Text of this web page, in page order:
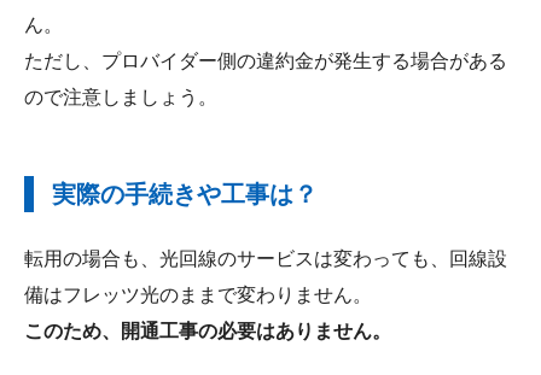
ん。
ただし、プロバイダー側の違約金が発生する場合がある
ので注意しましょう。
実際の手続きや工事は？
転用の場合も、光回線のサービスは変わっても、回線設
備はフレッツ光のままで変わりません。
このため、開通工事の必要はありません。